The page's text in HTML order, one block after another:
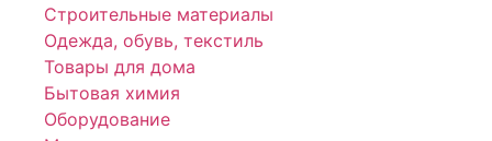
Строительные материалы
Одежда, обувь, текстиль
Товары для дома
Бытовая химия
Оборудование